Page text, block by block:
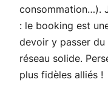
consommation…).
: le booking est
devoir y passer
réseau solide.
plus fidèles alliés !